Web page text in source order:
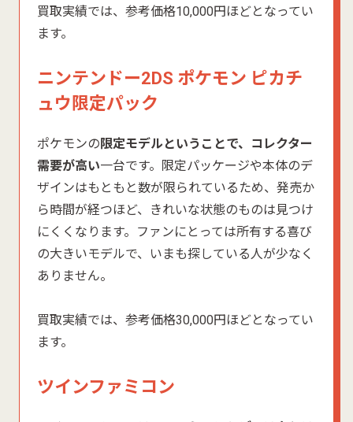
買取実績では、参考価格10,000円ほどとなってい
ます。
ニンテンドー2DS ポケモン ピカチ
ュウ限定パック
ポケモンの 限定モデルということで、コレクター
需要が高い一台です。限定パッケージや本体のデ
ザインはもともと数が限られているため、発売か
ら時間が経つほど、きれいな状態のものは見つけ
にくくなります。ファンにとっては所有する喜び
の大きいモデルで、いまも探している人が少なく
ありません。
買取実績では、参考価格30,000円ほどとなってい
ます。
ツインファミコン